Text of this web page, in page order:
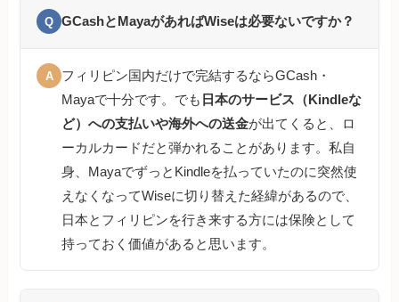
Q GCashとMayaがあればWiseは必要ないですか？
A
フィリピン国内だけで完結するならGCash・
Mayaで十分です。でも 日本のサービス（Kindleな
ど）への支払いや海外への送金が出てくると、ロ
ーカルカードだと弾かれることがあります。私自
身、MayaでずっとKindleを払っていたのに突然使
えなくなってWiseに切り替えた経緯があるので、
日本とフィリピンを行き来する方には保険として
持っておく価値があると思います。